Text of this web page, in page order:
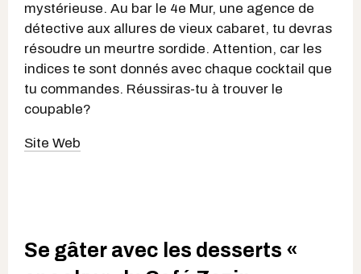
mystérieuse. Au bar le 4e Mur, une agence de
détective aux allures de vieux cabaret, tu devras
résoudre un meurtre sordide. Attention, car les
indices te sont donnés avec chaque cocktail que
tu commandes. Réussiras-tu à trouver le
coupable?
Site Web
Se gâter avec les desserts «